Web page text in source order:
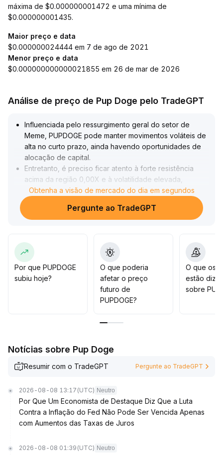
máxima de $0.000000001472 e uma mínima de
$0.000000001435.
Maior preço e data
$0.000000024444 em 7 de ago de 2021
Menor preço e data
$0.000000000000021855 em 26 de mar de 2026
Análise de preço de Pup Doge pelo TradeGPT
Influenciada pelo ressurgimento geral do setor de
Meme, PUPDOGE pode manter movimentos voláteis de
alta no curto prazo, ainda havendo oportunidades de
alocação de capital.
Entretanto, é preciso ficar atento à forte resistência
acima da região 0,00X e à volatilidade elevada,
prevenindo riscos de correção a qualquer momento
Para operações, recomenda-se que traders de curto
prazo monitorem suportes essenciais e controlem
comunitários e o progresso da implementação do
ecossistema
Caso haja avanços substanciais, pode-se considerar
entradas graduais; do contrário, não é aconselhável
perseguir altas indiscriminadamente
Obtenha a visão de mercado do dia em segundos
Pergunte ao TradeGPT
Por que PUPDOGE
subiu hoje?
O que poderia
afetar o preço
futuro de
PUPDOGE?
O que os
estão
sobre
Notícias sobre Pup Doge
Resumir com o TradeGPT Pergunte ao TradeGPT
2026-08-08 13:17 (UTC) Neutro
Por Que Um Economista de Destaque Diz Que a Luta
Contra a Inflação do Fed Não Pode Ser Vencida Apenas
com Aumentos das Taxas de Juros
2026-08-08 01:39 (UTC) Neutro